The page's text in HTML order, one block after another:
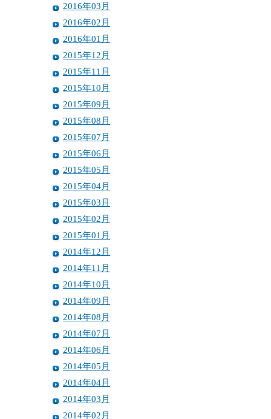
2016年03月
2016年02月
2016年01月
2015年12月
2015年11月
2015年10月
2015年09月
2015年08月
2015年07月
2015年06月
2015年05月
2015年04月
2015年03月
2015年02月
2015年01月
2014年12月
2014年11月
2014年10月
2014年09月
2014年08月
2014年07月
2014年06月
2014年05月
2014年04月
2014年03月
2014年02月